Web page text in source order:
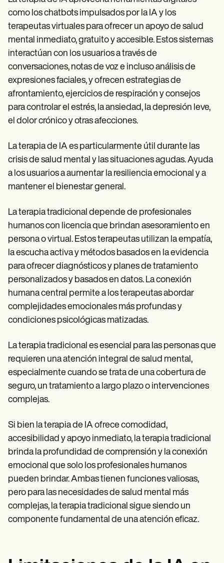
como los chatbots impulsados por la IA y los
terapeutas virtuales para ofrecer un apoyo de salud
mental inmediato, gratuito y accesible. Estos sistemas
interactúan con los usuarios a través de
conversaciones, notas de voz e incluso análisis de
expresiones faciales, y ofrecen estrategias de
afrontamiento, ejercicios de respiración y consejos
para controlar el estrés, la ansiedad, la depresión leve,
el dolor crónico y otras afecciones.
La terapia de IA es particularmente útil durante las
crisis de salud mental y las situaciones agudas. Ayuda
a los usuarios a aumentar la resiliencia emocional y a
mantener el bienestar general.
La terapia tradicional depende de profesionales
humanos con licencia que brindan asesoramiento en
persona o virtual. Estos terapeutas utilizan la empatía,
la escucha activa y métodos basados en la evidencia
para ofrecer diagnósticos y planes de tratamiento
personalizados y basados en datos. La conexión
humana central permite a los terapeutas abordar
complejidades emocionales más profundas y
condiciones psicológicas matizadas.
La terapia tradicional es esencial para las personas que
requieren una atención integral de salud mental,
especialmente cuando se trata de una cobertura de
seguro, un tratamiento a largo plazo o intervenciones
complejas.
Si bien la terapia de IA ofrece comodidad,
accesibilidad y apoyo inmediato, la terapia tradicional
brinda la profundidad de comprensión y la conexión
emocional que solo los profesionales humanos
pueden brindar. Ambas tienen funciones valiosas,
pero para las necesidades de salud mental más
complejas, la terapia tradicional sigue siendo un
componente fundamental de una atención eficaz.